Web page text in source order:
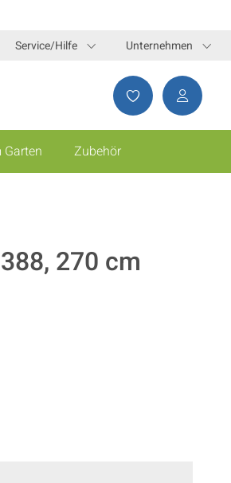
Service/Hilfe Unternehmen
Zubehör
270 cm